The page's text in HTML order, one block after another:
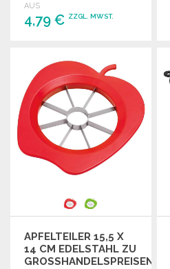
16,4 cm.
AUS
4,79 € ZZGL. MWST.
Angebot anfordern
APFELTEILER 15,5 X
14 CM EDELSTAHL ZU
GROSSHANDELSPREISEN